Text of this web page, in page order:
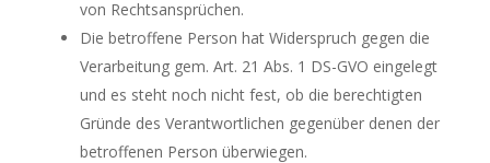
von Rechtsansprüchen.
Die betrof­fe­ne Per­son hat Wider­spruch gegen die
Ver­ar­bei­tung gem. Art. 21 Abs. 1 DS-GVO ein­ge­legt
und es steht noch nicht fest, ob die berech­tig­ten
Grün­de des Ver­ant­wort­li­chen gegen­über denen der
betrof­fe­nen Per­son überwiegen.